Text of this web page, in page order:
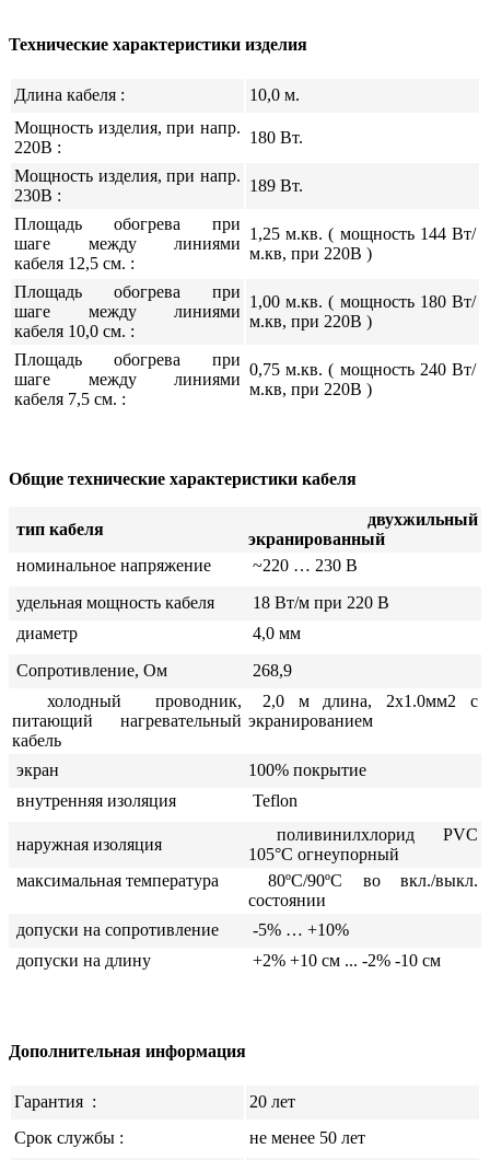
Технические характеристики изделия
Длина кабеля :
10,0 м.
Мощность изделия, при напр.
220В :
180 Вт.
Мощность изделия, при напр.
230В :
189 Вт.
Площадь обогрева при
шаге между линиями
кабеля 12,5 см. :
1,25 м.кв. ( мощность 144 Вт/
м.кв, при 220В )
Площадь обогрева при
шаге между линиями
кабеля 10,0 см. :
1,00 м.кв. ( мощность 180 Вт/
м.кв, при 220В )
Площадь обогрева при
шаге между линиями
кабеля 7,5 см. :
0,75 м.кв. ( мощность 240 Вт/
м.кв, при 220В )
Общие технические характеристики кабеля
тип кабеля
двухжильный
экранированный
номинальное напряжение
~220 … 230 В
удельная мощность кабеля
18 Вт/м при 220 В
диаметр
4,0 мм
Сопротивление, Ом
268,9
холодный проводник,
питающий нагревательный
кабель
2,0 м длина, 2x1.0мм2 с
экранированием
экран
100% покрытие
внутренняя изоляция
Teflon
наружная изоляция
поливинилхлорид PVC
105°C огнеупорный
максимальная температура
80ºС/90ºС во вкл./выкл.
состоянии
допуски на сопротивление
-5% … +10%
допуски на длину
+2% +10 см ... -2% -10 см
Дополнительная информация
Гарантия :
20 лет
Срок службы :
не менее 50 лет